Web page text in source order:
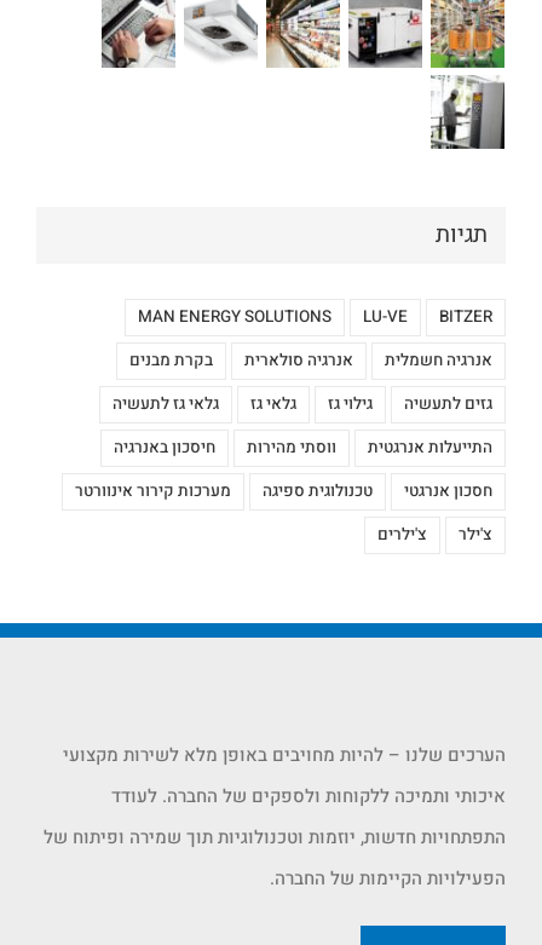
תגיות
BITZER
LU-VE
MAN ENERGY SOLUTIONS
אנרגיה חשמלית
אנרגיה סולארית
בקרת מבנים
גזים לתעשיה
גילוי גז גלאי גז
גלאי גז לתעשיה
התייעלות אנרגטית
ווסתי מהירות
חיסכון באנרגיה
חסכון אנרגטי
טכנולוגית ספיגה
מערכות קירור אינוורטר
צ'ילר
צ'ילרים
הערכים שלנו – להיות מחויבים באופן מלא לשירות מקצועי
איכותי ותמיכה ללקוחות ולספקים של החברה. לעודד
התפתחויות חדשות, יוזמות וטכנולוגיות תוך שמירה ופיתוח של
הפעילויות הקיימות של החברה.